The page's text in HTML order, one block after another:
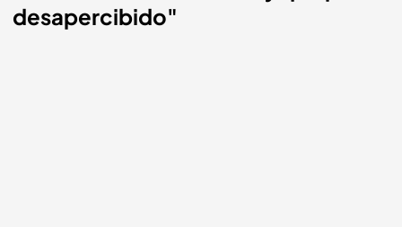
desapercibido"